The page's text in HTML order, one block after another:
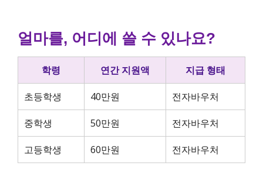
얼마를, 어디에 쓸 수 있나요?
학령 연간 지원액 지급 형태
초등학생 40만원 전자바우처
중학생 50만원 전자바우처
고등학생 60만원 전자바우처